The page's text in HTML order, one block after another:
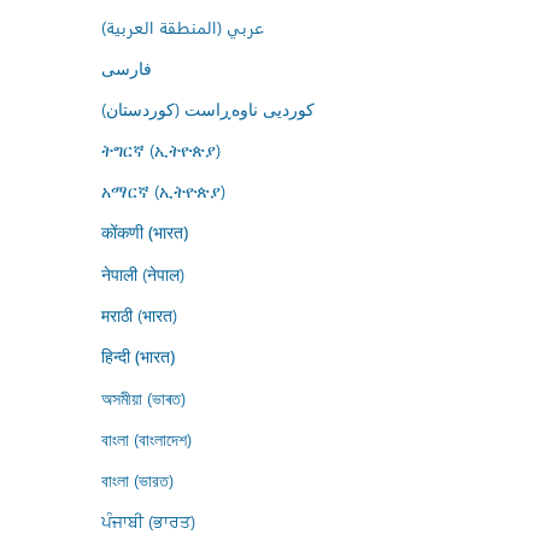
عربي (المنطقة العربية)
فارسى
کوردیی ناوەڕاست (کوردستان)
ትግርኛ (ኢትዮጵያ)
አማርኛ (ኢትዮጵያ)
कोंकणी (भारत)
नेपाली (नेपाल)
मराठी (भारत)
हिन्दी (भारत)
অসমীয়া (ভাৰত)
বাংলা (বাংলাদেশ)
বাংলা (ভারত)
ਪੰਜਾਬੀ (ਭਾਰਤ)